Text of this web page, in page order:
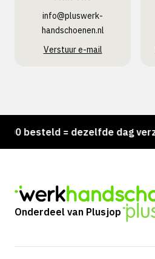
info@pluswerk­
handschoenen.nl
Verstuur e-mail
besteld = dezelfde dag
Onderdeel van Plusjop